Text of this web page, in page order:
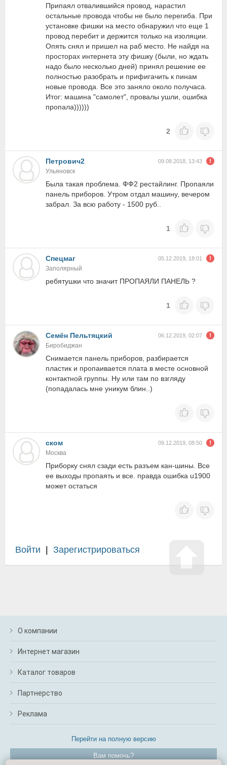
Припаял отвалившийся провод, нарастил
остальные провода чтобы не было перегиба. При
установке фишки на место обнаружил что еще 1
провод перебит и держится только на изоляции.
Опять снял и пришел на раб место. Не найдя на
просторах интернета эту фишку (были, но ждать
надо было несколько дней) принял решение ее
полностью разобрать и прифигачить к пинам
новые провода. Все это заняло около получаса.
Итог: машина "самолет", провалы ушли, ошибка
пропала))))))
2
Петрович2 09.08.2018, 13:43
Ульяновск
Была такая проблема. ФФ2 рестайлинг. Пропаяли
панель приборов. Утром отдал машину, вечером
забрал. За всю работу - 1500 руб..
1
Спецмаг 05.12.2019, 18:01
Заполярный
ребятушки что значит ПРОПАЯЛИ ПАНЕЛЬ ?
1
Семён Пельтяцкий 06.12.2019, 02:07
Биробиджан
Снимается панель приборов, разбирается
пластик и пропаивается плата в месте основной
контактной группы. Ну или там по взгляду
(попадалась мне уникум блин..)
ском 09.12.2019, 08:50
Москва
Приборку снял сзади есть разъем кан-шины. Все
ее выходы пропаять и все. правда ошибка u1900
может остаться
Войти Зарегистрироваться
О компании
Интернет магазин
Каталог товаров
Партнерство
Реклама
Перейти на полную версию
Вам помочь?